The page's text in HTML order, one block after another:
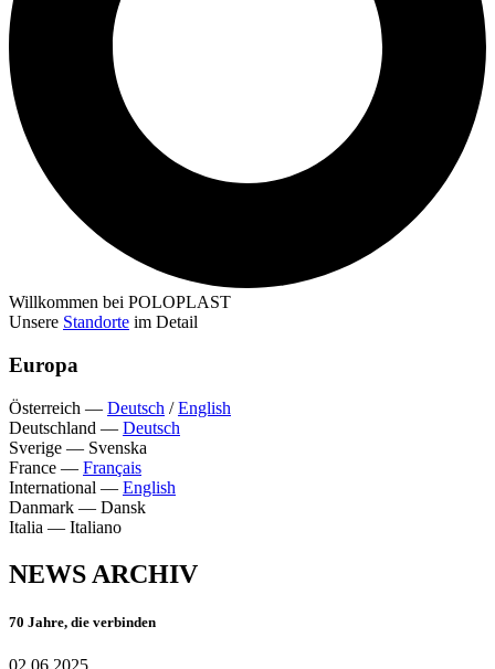
Willkommen bei POLOPLAST
Unsere Standorte im Detail
Europa
Österreich — Deutsch /English
Deutschland — Deutsch
Sverige — Svenska
France — Français
International — English
Danmark — Dansk
Italia — Italiano
NEWS ARCHIV
70 Jahre, die verbinden
02.06.2025